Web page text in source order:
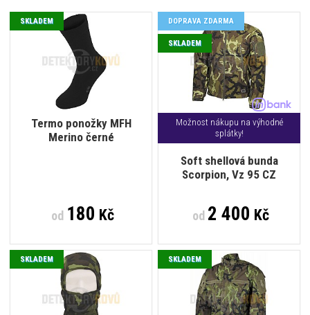
Termo ponožky MFH
Merino černé
SKLADEM
od180 Kč
Možnost nákupu na výhodné
splátky!
Soft shellová bunda
Scorpion, Vz 95 CZ
DOPRAVA ZDARMA
SKLADEM
od2 400 Kč
SKLADEM SKLADEM